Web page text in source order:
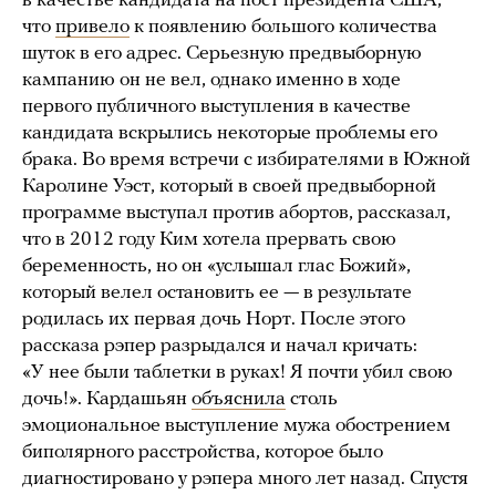
что привело к появлению большого количества
шуток в его адрес. Серьезную предвыборную
кампанию он не вел, однако именно в ходе
первого публичного выступления в качестве
кандидата вскрылись некоторые проблемы его
брака. Во время встречи с избирателями в Южной
Каролине Уэст, который в своей предвыборной
программе выступал против абортов, рассказал,
что в 2012 году Ким хотела прервать свою
беременность, но он «услышал глас Божий»,
который велел остановить ее — в результате
родилась их первая дочь Норт. После этого
рассказа рэпер разрыдался и начал кричать:
«У нее были таблетки в руках! Я почти убил свою
дочь!». Кардашьян объяснила столь
эмоциональное выступление мужа обострением
биполярного расстройства, которое было
диагностировано у рэпера много лет назад. Спустя